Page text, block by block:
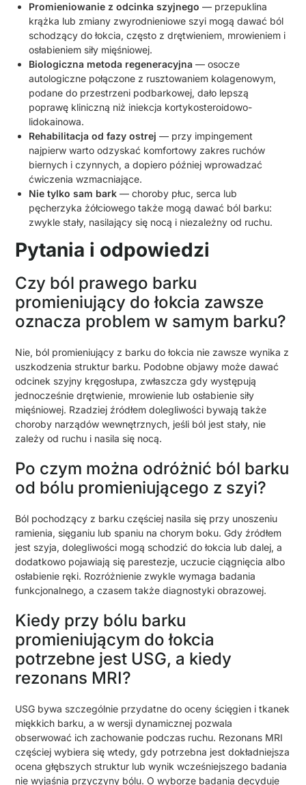
Promieniowanie z odcinka szyjnego — przepuklina
krążka lub zmiany zwyrodnieniowe szyi mogą dawać ból
schodzący do łokcia, często z drętwieniem, mrowieniem i
osłabieniem siły mięśniowej.
Biologiczna metoda regeneracyjna — osocze
autologiczne połączone z rusztowaniem kolagenowym,
podane do przestrzeni podbarkowej, dało lepszą
poprawę kliniczną niż iniekcja kortykosteroidowo-
lidokainowa.
Rehabilitacja od fazy ostrej — przy impingement
najpierw warto odzyskać komfortowy zakres ruchów
biernych i czynnych, a dopiero później wprowadzać
ćwiczenia wzmacniające.
Nie tylko sam bark — choroby płuc, serca lub
pęcherzyka żółciowego także mogą dawać ból barku:
zwykle stały, nasilający się nocą i niezależny od ruchu.
Pytania i odpowiedzi
Czy ból prawego barku
promieniujący do łokcia zawsze
oznacza problem w samym barku?
Nie, ból promieniujący z barku do łokcia nie zawsze wynika z
uszkodzenia struktur barku. Podobne objawy może dawać
odcinek szyjny kręgosłupa, zwłaszcza gdy występują
jednocześnie drętwienie, mrowienie lub osłabienie siły
mięśniowej. Rzadziej źródłem dolegliwości bywają także
choroby narządów wewnętrznych, jeśli ból jest stały, nie
zależy od ruchu i nasila się nocą.
Po czym można odróżnić ból barku
od bólu promieniującego z szyi?
Ból pochodzący z barku częściej nasila się przy unoszeniu
ramienia, sięganiu lub spaniu na chorym boku. Gdy źródłem
jest szyja, dolegliwości mogą schodzić do łokcia lub dalej, a
dodatkowo pojawiają się parestezje, uczucie ciągnięcia albo
osłabienie ręki. Rozróżnienie zwykle wymaga badania
funkcjonalnego, a czasem także diagnostyki obrazowej.
Kiedy przy bólu barku
promieniującym do łokcia
potrzebne jest USG, a kiedy
rezonans MRI?
USG bywa szczególnie przydatne do oceny ścięgien i tkanek
miękkich barku, a w wersji dynamicznej pozwala
obserwować ich zachowanie podczas ruchu. Rezonans MRI
częściej wybiera się wtedy, gdy potrzebna jest dokładniejsza
ocena głębszych struktur lub wynik wcześniejszego badania
nie wyjaśnia przyczyny bólu. O wyborze badania decyduje